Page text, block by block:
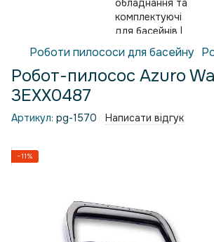
Роботи пилососи для басейну
Робот-пилосос Azuro
3EXX0487
Артикул: pg-1570 Написати відгук
−11%